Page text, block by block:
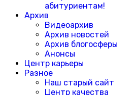
абитуриентам!
Архив
Видеоархив
Архив новостей
Архив блогосферы
Анонсы
Центр карьеры
Разное
Наш старый сайт
Центр качества